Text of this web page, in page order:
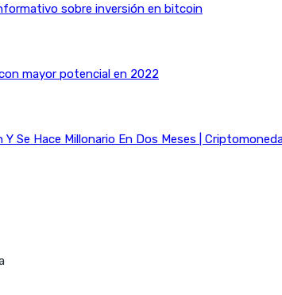
sobre inversión en bitcoin
mayor potencial en 2022
Se Hace Millonario En Dos Meses |